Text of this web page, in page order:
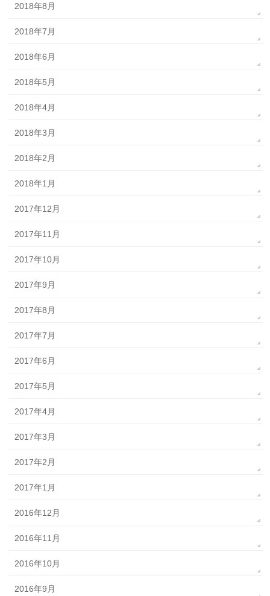
2018年8月
2018年7月
2018年6月
2018年5月
2018年4月
2018年3月
2018年2月
2018年1月
2017年12月
2017年11月
2017年10月
2017年9月
2017年8月
2017年7月
2017年6月
2017年5月
2017年4月
2017年3月
2017年2月
2017年1月
2016年12月
2016年11月
2016年10月
2016年9月